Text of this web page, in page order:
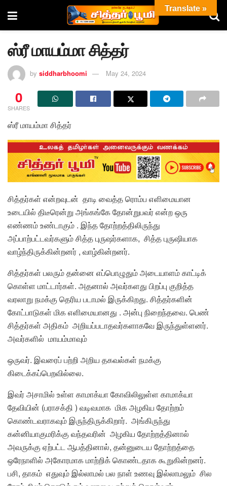
ஸ்ரீ மாயம்மா சித்தர்
by siddharbhoomi May 24, 2024
0
SHARES
ஸ்ரீ மாயம்மா சித்தர்
சித்தர்கள் என்றவுடன் தாடி வைத்த ரொம்ப எளிமையான
உடையில் திடீரென்று அங்கங்கே தோன்றுபவர் என்ற ஒரு
எண்ணம் உண்டாகும் . இந்த தோற்றத்திலிருந்து
அப்பாற்பட்டவர்களும் சித்த புருஷர்களாக, சித்த புருஷியாக
வாழ்ந்திருக்கின்றனர் , வாழ்கின்றனர்.
சித்தர்கள் பலரும் தன்னை எப்பொழுதும் அடையாளம் காட்டிக்
கொள்ள மாட்டார்கள். அதனால் அவர்களது பிறப்பு குறித்த
வரலாறு நமக்கு தெரிய படாமல் இருக்கிறது. சித்தர்களின்
கோட்பாடுகள் மிக எளிமையானது . அன்பு நிறைந்தவை. பெண்
சித்தர்கள் அதிகம் அறியப்படாதவர்களாகவே இருந்துள்ளனர்.
அவர்களில் மாயம்மாவும்
ஒருவர். இவரைப் பற்றி அறிய தகவல்கள் நமக்கு
கிடைக்கப்பெறவில்லை.
இவர் அசாமில் உள்ள காமாக்யா கோவிலிலுள்ள காமாக்யா
தேவியின் (பராசக்தி ) வடிவமாக மிக அழகிய தோற்றம்
கொண்டவராகவும் இருந்திருக்கிறார். அங்கிருந்து
கன்னியாகுமரிக்கு வந்தவரின் அழகிய தோற்றத்தினால்
அவருக்கு ஏற்பட்ட ஆபத்தினால், தன்னுடைய தோற்றத்தை
ஒரேநாளில் அகோரமாக மாற்றிக் கொண்டதாக கூறுகின்றனர்.
பசி, தாகம் எதுவும் இல்லாமல் பல நாள் உணவு இல்லாமலும் சில
Translate »